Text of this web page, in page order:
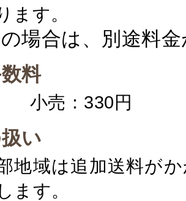
ます。
場合は、別途料
料
小売：330円 卸
い
地域は追加送料が
ます。